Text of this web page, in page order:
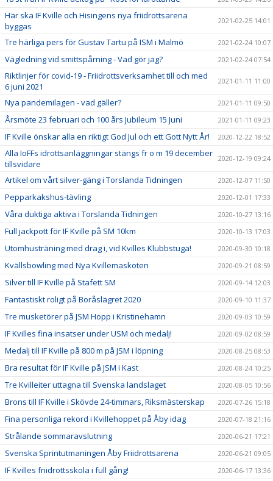
Här ska IF Kville och Hisingens nya friidrottsarena
byggas
2021-02-25 14:01
Tre härliga pers för Gustav Tartu på ISM i Malmö 2021-02-24 10:07
Vägledning vid smittspårning - Vad gör jag? 2021-02-24 07:54
Riktlinjer för covid-19 - Friidrottsverksamhet till och med
6 juni 2021
2021-01-11 11:00
Nya pandemilagen - vad gäller? 2021-01-11 09:50
Årsmöte 23 februari och 100 års Jubileum 15 Juni 2021-01-11 09:23
IF Kville önskar alla en riktigt God Jul och ett Gott Nytt År! 2020-12-22 18:52
Alla IoFFs idrottsanläggningar stängs fr o m 19 december
tillsvidare
2020-12-19 09:24
Artikel om vårt silver-gäng i Torslanda Tidningen 2020-12-07 11:50
Pepparkakshus-tävling 2020-12-01 17:33
Våra duktiga aktiva i Torslanda Tidningen 2020-10-27 13:16
Full jackpott för IF Kville på SM 10km 2020-10-13 17:03
Utomhusträning med drag i, vid Kvilles Klubbstuga! 2020-09-30 10:18
Kvällsbowling med Nya Kvillemaskoten 2020-09-21 08:59
Silver till IF Kville på Stafett SM 2020-09-14 12:03
Fantastiskt roligt på Boråslägret 2020 2020-09-10 11:37
Tre musketörer på JSM Hopp i Kristinehamn 2020-09-03 10:59
IF Kvilles fina insatser under USM och medalj! 2020-09-02 08:59
Medalj till IF Kville på 800 m på JSM i löpning 2020-08-25 08:53
Bra resultat för IF Kville på JSM i Kast 2020-08-24 10:25
Tre Kvilleiter uttagna till Svenska landslaget 2020-08-05 10:56
Brons till IF Kville i Skövde 24-timmars, Riksmästerskap 2020-07-26 15:18
Fina personliga rekord i Kvillehoppet på Åby idag 2020-07-18 21:16
Strålande sommaravslutning 2020-06-21 17:21
Svenska Sprintutmaningen Åby Friidrottsarena 2020-06-21 09:05
IF Kvilles friidrottsskola i full gång! 2020-06-17 13:36